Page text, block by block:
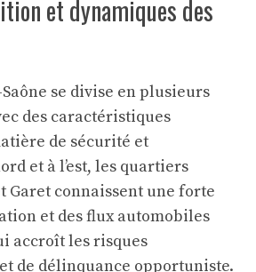
et dynamiques des
se divise en plusieurs
des caractéristiques
de sécurité et
et à l’est, les quartiers
Garet connaissent une forte
et des flux automobiles
accroît les risques
de délinquance opportuniste.